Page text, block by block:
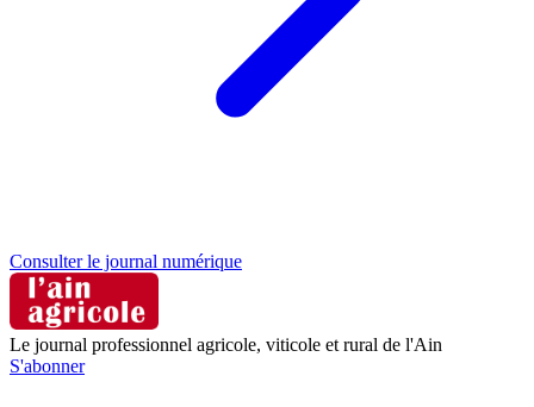
Consulter le journal numérique
Le journal professionnel agricole, viticole et rural de l'Ain
S'abonner